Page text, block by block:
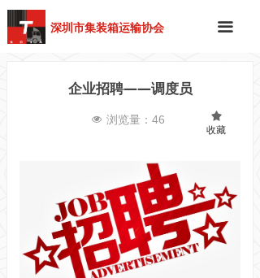
深圳市集装箱运输协会 끀
企业招聘——调度员
끄
收藏
넶 浏览量： 46